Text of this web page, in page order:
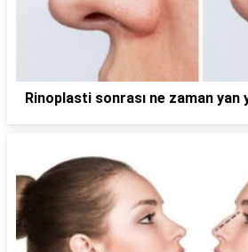
Rinoplasti sonrası ne zaman yan